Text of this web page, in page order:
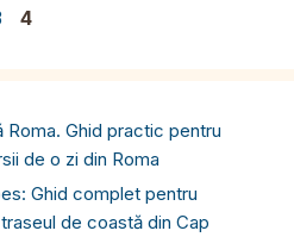
Page
4
Roma. Ghid practic pentru
de o zi din Roma
Ghid complet pentru
de coastă din Cap